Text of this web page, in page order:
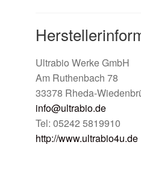
Ultrabio Werke GmbH
Am Ruthenbach 78
33378 Rheda-
info@ultrabio.de
Tel: 05242 5819910
http://www.ultrabio4u.de